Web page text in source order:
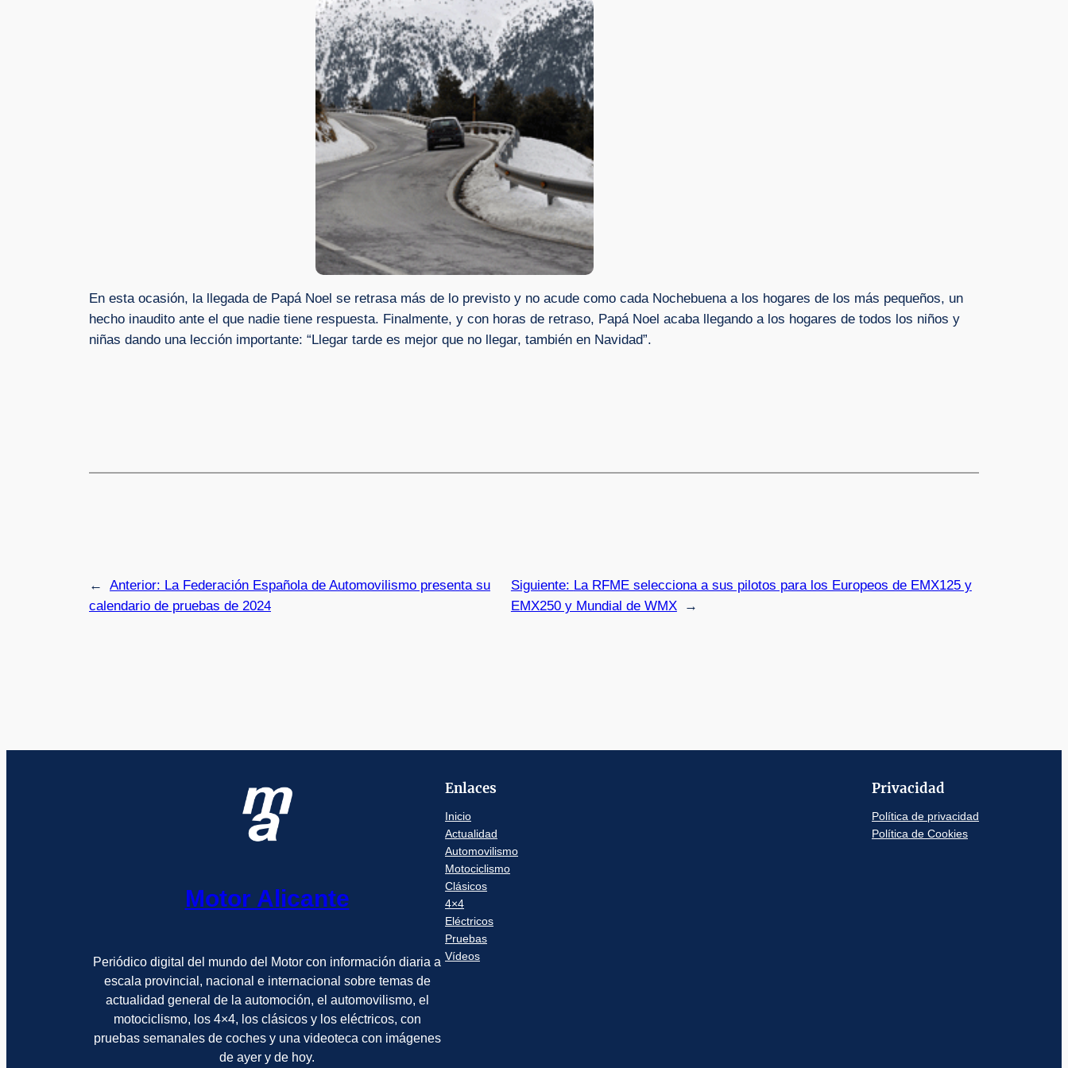
En esta ocasión, la llegada de Papá Noel se retrasa más de lo previsto y no acude como cada Nochebuena a los hogares de los más pequeños, un
hecho inaudito ante el que nadie tiene respuesta. Finalmente, y con horas de retraso, Papá Noel acaba llegando a los hogares de todos los niños y
niñas dando una lección importante: “Llegar tarde es mejor que no llegar, también en Navidad”.
← Anterior: La Federación Española de Automovilismo presenta su
calendario de pruebas de 2024
Siguiente: La RFME selecciona a sus pilotos para los Europeos de EMX125 y
EMX250 y Mundial de WMX
→
Motor Alicante
Periódico digital del mundo del Motor con información diaria a
escala provincial, nacional e internacional sobre temas de
actualidad general de la automoción, el automovilismo, el
motociclismo, los 4×4, los clásicos y los eléctricos, con
pruebas semanales de coches y una videoteca con imágenes
de ayer y de hoy.
Enlaces
Inicio
Actualidad
Automovilismo
Motociclismo
Clásicos
4×4
Eléctricos
Pruebas
Vídeos
Privacidad
Política de privacidad
Política de Cookies